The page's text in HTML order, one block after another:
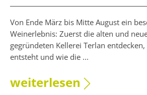
Von Ende März bis Mitte August ein
Weinerlebnis: Zuerst die alten und
gegründeten Kellerei Terlan
entsteht und wie die ...
weiterlesen